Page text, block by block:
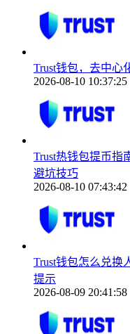
Trust钱包，去中心
2026-08-10 10:37:25
Trust热钱包提币指
避坑技巧
2026-08-10 07:43:42
Trust钱包怎么兑换
提示
2026-08-09 20:41:58